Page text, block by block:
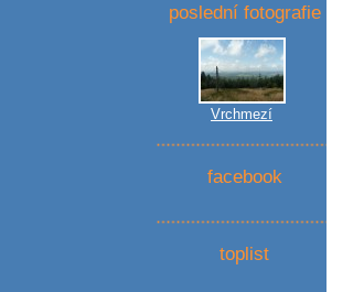
poslední fotografie
Vrchmezí
facebook
toplist